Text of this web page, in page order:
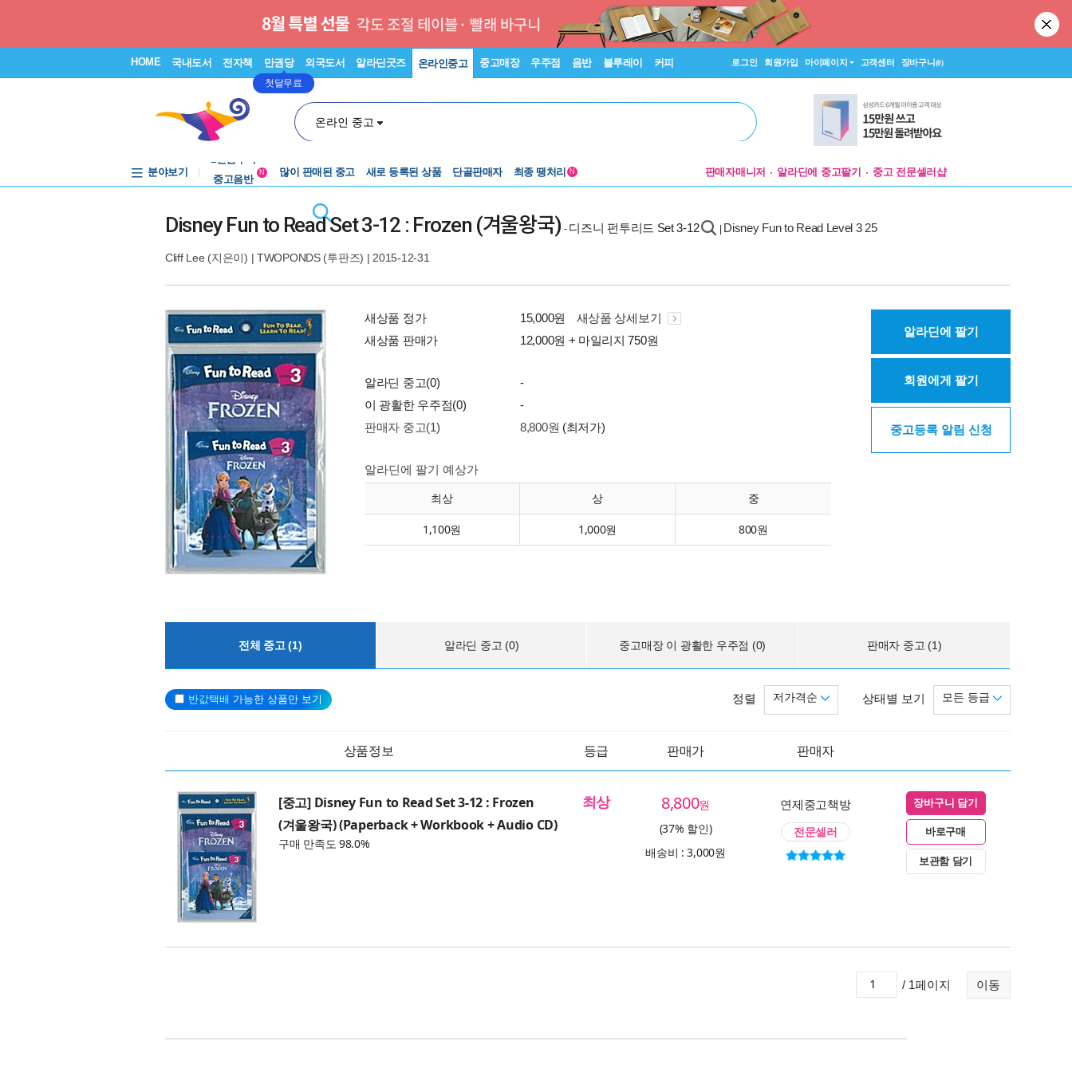
HOME 국내도서 전자책 만권당
첫달무료
외국도서 알라딘굿즈 온라인중고 중고매장 우주점 음반 블루레이 커피 로그인 회원가입 마이페이지 고객센터 장바구니(0)
온라인 중고
분야보기
중고음반
N 많이 판매된 중고 새로 등록된 상품 단골판매자 최종 땡처리 N 판매자매니저 알라딘에 중고팔기 중고 전문셀러샵
Disney Fun to Read Set 3-12 : Frozen (겨울왕국) - 디즈니 펀투리드 Set 3-12 Disney Fun to Read Level 3 25
Cliff Lee (지은이) | TWOPONDS (투판즈) | 2015-12-31
새상품 정가 15,000원
새상품 상세보기
새상품 판매가
12,000원 + 마일리지 750원
알라딘 중고(0)
-
이 광활한 우주점(0)
-
판매자 중고(1)
8,800원 (최저가)
알라딘에 팔기 예상가
최상 상 중
1,100원 1,000원 800원
알라딘에 팔기
회원에게 팔기
중고등록 알림 신청
전체 중고 (1) 알라딘 중고 (0) 중고매장 이 광활한 우주점 (0) 판매자 중고 (1)
반값택배 가능한 상품만 보기 상태별 보기 모든 등급
정렬 저가격순
상품정보 등급 판매가 판매자
[중고] Disney Fun to Read Set 3-12 : Frozen
(겨울왕국) (Paperback + Workbook + Audio CD)
구매 만족도 98.0%
최상 8,800원
(37% 할인)
배송비 : 3,000원
연제중고책방
전문셀러
장바구니 담기
바로구매
보관함 담기
이동
/ 1페이지